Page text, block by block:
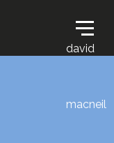
david
macneil